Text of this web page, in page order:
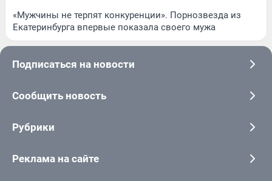
«Мужчины не терпят конкуренции». Порнозвезда из
Екатеринбурга впервые показала своего мужа
Подписаться на новости
Сообщить новость
Рубрики
Реклама на сайте